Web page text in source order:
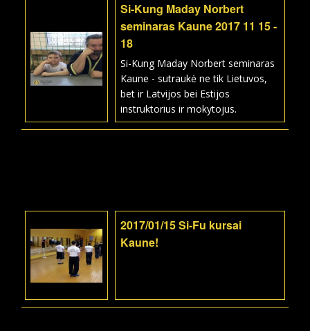
Si-Kung Maday Norbert
seminaras Kaune 2017 11 15 -
18
Si-Kung Maday Norbert seminaras
Kaune - sutraukė ne tik Lietuvos,
bet ir Latvijos bei Estijos
instruktorius ir mokytojus.
2017/01/15 Si-Fu kursai
Kaune!